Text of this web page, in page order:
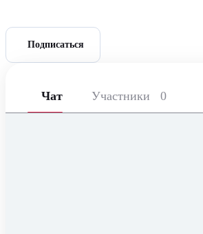
Подписаться
Чат Участники 0